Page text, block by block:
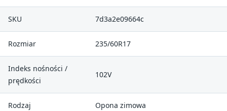
SKU 7d3a2e09664c
Rozmiar 235/60R17
Indeks nośności /
prędkości
102V
Rodzaj Opona zimowa